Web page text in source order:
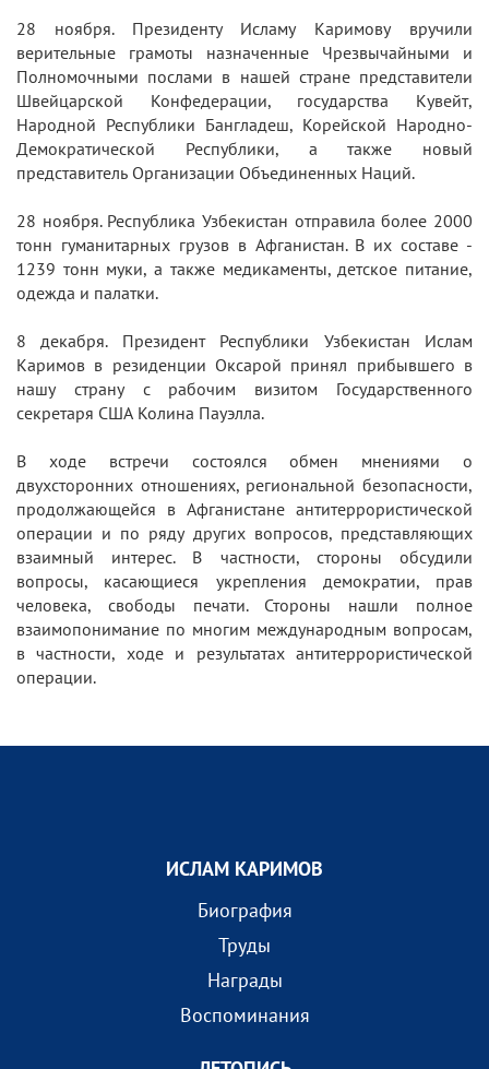
28 ноября. Президенту Исламу Каримову вручили
верительные грамоты назначенные Чрезвычайными и
Полномочными послами в нашей стране представители
Швейцарской Конфедерации, государства Кувейт,
Народной Республики Бангладеш, Корейской Народно-
Демократической Республики, а также новый
представитель Организации Объединенных Наций.
28 ноября. Республика Узбекистан отправила более 2000
тонн гуманитарных грузов в Афганистан. В их составе -
1239 тонн муки, а также медикаменты, детское питание,
одежда и палатки.
8 декабря. Президент Республики Узбекистан Ислам
Каримов в резиденции Оксарой принял прибывшего в
нашу страну с рабочим визитом Государственного
секретаря США Колина Пауэлла.
В ходе встречи состоялся обмен мнениями о
двухсторонних отношениях, региональной безопасности,
продолжающейся в Афганистане антитеррористической
операции и по ряду других вопросов, представляющих
взаимный интерес. В частности, стороны обсудили
вопросы, касающиеся укрепления демократии, прав
человека, свободы печати. Стороны нашли полное
взаимопонимание по многим международным вопросам,
в частности, ходе и результатах антитеррористической
операции.
ИСЛАМ КАРИМОВ
Биография
Труды
Награды
Воспоминания